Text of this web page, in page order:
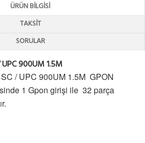
ÜRÜN BILGISI
TAKSIT
SORULAR
UPC 900UM 1.5M
/ UPC 900UM 1.5M GPON
1 Gpon girişi ile 32 parça